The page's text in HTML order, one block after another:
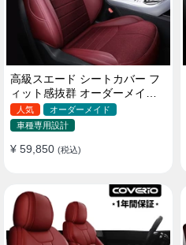
高級スエード シートカバー フ
ィット感抜群 オーダーメイド
耐久性 オシャレ 全席セット
人気
オーダーメイド
車種専用設計
¥ 59,850 (税込)